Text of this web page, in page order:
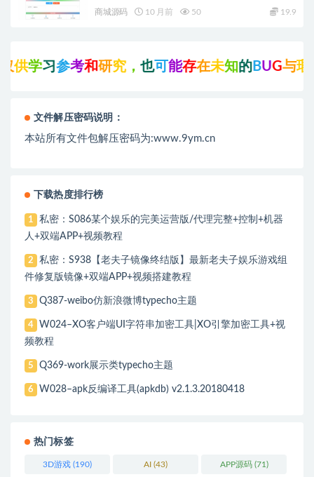
商城源码 10 月前 50 19.9
学习参考和研究，也可能存在未知的BUG与瑕疵
文件解压密码说明：
本站所有文件包解压密码为:www.9ym.cn
下载热度排行榜
1
私密：S086某个娱乐的完美运营版/代理完整+控制+机器
人+双端APP+视频教程
2
私密：S938【老夫子镜像终结版】最新老夫子娱乐游戏组
件修复版镜像+双端APP+视频搭建教程
3 Q387-weibo仿新浪微博typecho主题
4
W024–XO客户端UI字符串加密工具|XO引擎加密工具+视
频教程
5 Q369-work展示类typecho主题
6 W028–apk反编译工具(apkdb) v2.1.3.20180418
热门标签
3D游戏 (190) AI (43) APP源码(71)